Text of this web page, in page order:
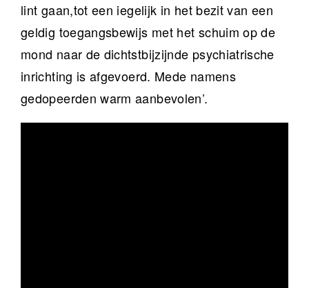
lint gaan,tot een iegelijk in het bezit van een
geldig toegangsbewijs met het schuim op de
mond naar de dichtstbijzijnde psychiatrische
inrichting is afgevoerd. Mede namens
gedopeerden warm aanbevolen’.